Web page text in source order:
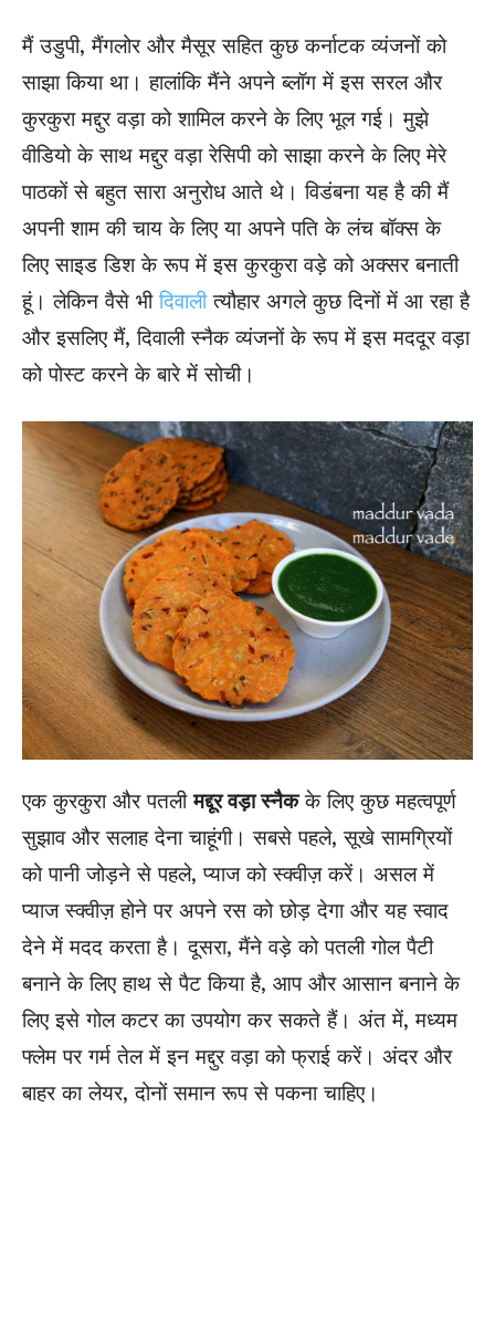
मैं उडुपी, मैंगलोर और मैसूर सहित कुछ कर्नाटक व्यंजनों को
साझा किया था। हालांकि मैंने अपने ब्लॉग में इस सरल और
कुरकुरा मद्दुर वड़ा को शामिल करने के लिए भूल गई। मुझे
वीडियो के साथ मद्दुर वड़ा रेसिपी को साझा करने के लिए मेरे
पाठकों से बहुत सारा अनुरोध आते थे।विडंबनायह है की मैं
अपनी शाम की चाय के लिए या अपने पति के लंच बॉक्स के
लिए साइड डिश के रूप में इस कुरकुरा वड़े को अक्सर बनाती
हूं। लेकिन वैसे भीदिवालीत्यौहार अगले कुछ दिनों में आ रहा है
और इसलिए मैं, दिवाली स्नैक व्यंजनों के रूप में इस मददूर वड़ा
को पोस्ट करने के बारे में सोची।
एक कुरकुरा और पतलीमद्दूर वड़ा स्नैकके लिए कुछ महत्वपूर्ण
सुझाव और सलाह देना चाहूंगी। सबसे पहले, सूखे सामग्रियों
को पानी जोड़ने से पहले, प्याज को स्क्वीज़ करें। असल में
प्याज स्क्वीज़ होने पर अपने रस को छोड़ देगा और यह स्वाद
देने में मदद करता है। दूसरा, मैंने वड़े को पतली गोल पैटी
बनाने के लिए हाथ से पैट किया है, आप और आसान बनाने के
लिए इसे गोल कटर का उपयोग कर सकते हैं। अंत में, मध्यम
फ्लेम पर गर्म तेल में इन मद्दुर वड़ा को फ्राई करें। अंदर और
बाहर का लेयर, दोनों समान रूप से पकना चाहिए।